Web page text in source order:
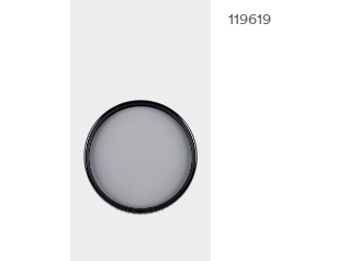
119619